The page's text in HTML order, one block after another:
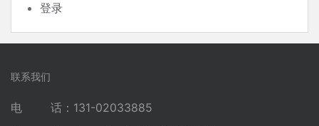
登录
联系我们
电 话：131-02033885